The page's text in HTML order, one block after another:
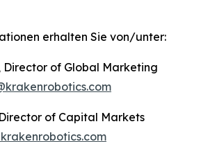
erhalten Sie von/unter:
Director of Global Marketing
of Capital Markets